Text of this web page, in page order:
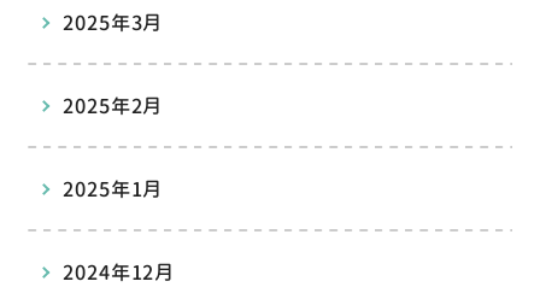
2025年3月
2025年2月
2025年1月
2024年12月